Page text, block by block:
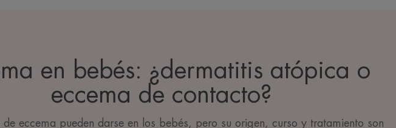
en bebés: ¿dermatitis atópica o
eccema de contacto?
eccema pueden darse en los bebés, pero su origen, curso y tratamiento son